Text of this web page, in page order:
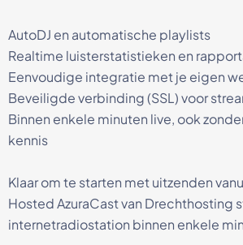
AutoDJ en automatische playlists
Realtime luisterstatistieken en
Eenvoudige integratie met je eigen
Beveiligde verbinding (SSL) voor
Binnen enkele minuten live, ook
kennis
Klaar om te starten met uitzenden
Hosted AzuraCast van Drechthosting
internetradiostation binnen enkele